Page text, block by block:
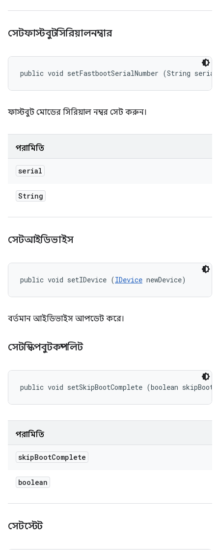
সেটফাস্টবুটসিরিয়ালনম্বার
public void setFastbootSerialNumber (String
ফাস্টবুট মোডের সিরিয়াল নম্বর সেট করুন।
পরামিতি
serial
String
সেটআইডিভাইস
public void setIDevice (IDevice newDevice)
বর্তমান আইডিভাইস আপডেট করে।
সেটস্কিপবুটকম্পলিট
public void setSkipBootComplete (boolean
পরামিতি
skipBootComplete
boolean
সেটস্টেট